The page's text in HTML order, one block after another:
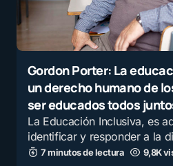
Gordon Porter: La
un derecho humano de
ser educados todos
La Educación Inclusiva, es
identificar y responder a la
7 minutos de lectura 9,8K